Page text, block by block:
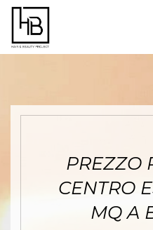
PREZZO
CENTRO
MQ A